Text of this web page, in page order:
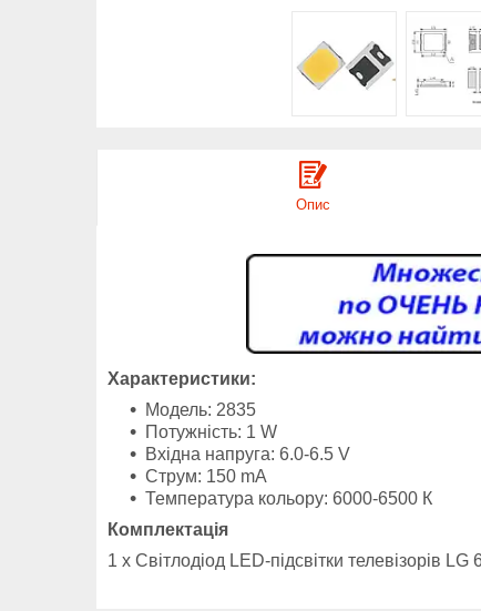
Опис
Характеристики:
Модель: 2835
Потужність: 1 W
Вхідна напруга: 6.0-6.5 V
Струм: 150 mA
Температура кольору: 6000-6500 К
Комплектація
1 x Світлодіод LED-підсвітки телевізорів